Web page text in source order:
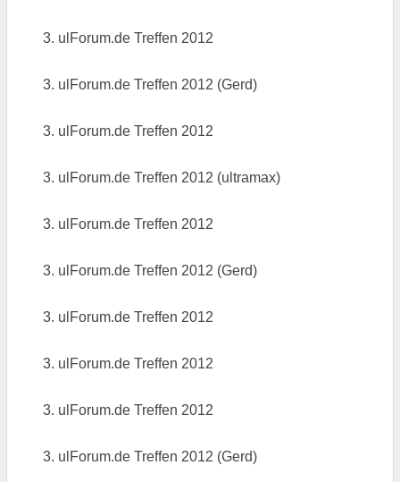
3. ulForum.de Treffen 2012
3. ulForum.de Treffen 2012 (Gerd)
3. ulForum.de Treffen 2012
3. ulForum.de Treffen 2012 (ultramax)
3. ulForum.de Treffen 2012
3. ulForum.de Treffen 2012 (Gerd)
3. ulForum.de Treffen 2012
3. ulForum.de Treffen 2012
3. ulForum.de Treffen 2012
3. ulForum.de Treffen 2012 (Gerd)